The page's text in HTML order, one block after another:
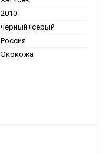
2010-
черный+серый
Россия
Экокожа